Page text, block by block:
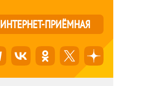
ИНТЕРНЕТ-ПРИЁМНАЯ